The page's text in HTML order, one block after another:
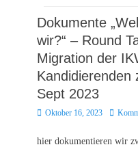
Dokumente
wir?“ – Round
Migration der
Kandidierenden
Sept 2023
Posted
Oktober 16, 2023
hier dokumentieren wir